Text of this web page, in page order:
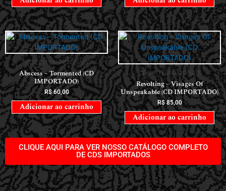
CDS INTERNACIONAIS
Abscess – Tormented (CD
IMPORTADO)
R$60,00
Adicionar ao carrinho
CDS INTERNACIONAIS
Revolting – Visages Of
Unspeakable (CD IMPORTADO)
R$85,00
Adicionar ao carrinho
CLIQUE AQUI PARA VER NOSSO CATÁLOGO COMPLETO
DE CDS IMPORTADOS